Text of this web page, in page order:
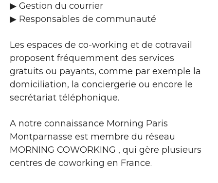
▶​ Gestion du courrier
▶​ Responsables de communauté
Les espaces de co-working et de cotravail
proposent fréquemment des services
gratuits ou payants, comme par exemple la
domiciliation, la conciergerie ou encore le
secrétariat téléphonique.
A notre connaissance Morning Paris
Montparnasse est membre du réseau
MORNING COWORKING , qui gère plusieurs
centres de coworking en France.